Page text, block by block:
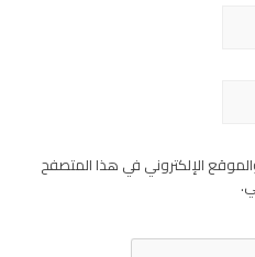
الإلكتروني في هذا المتصفح